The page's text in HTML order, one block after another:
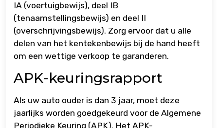
IA (voertuigbewijs), deel IB
(tenaamstellingsbewijs) en deel II
(overschrijvingsbewijs). Zorg ervoor dat u alle
delen van het kentekenbewijs bij de hand heeft
om een wettige verkoop te garanderen.
APK-keuringsrapport
Als uw auto ouder is dan 3 jaar, moet deze
jaarlijks worden goedgekeurd voor de Algemene
Periodieke Keuring (APK). Het APK-